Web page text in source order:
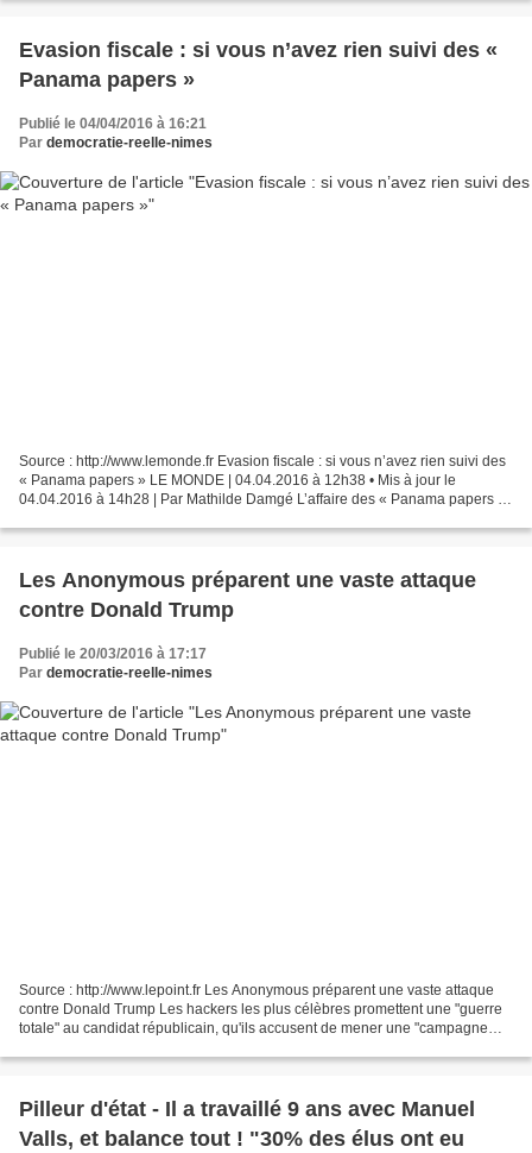
Evasion fiscale : si vous n’avez rien suivi des «
Panama papers »
Publié le 04/04/2016 à 16:21
Par democratie-reelle-nimes
Source : http://www.lemonde.fr Evasion fiscale : si vous n’avez rien suivi des
« Panama papers » LE MONDE | 04.04.2016 à 12h38 • Mis à jour le
04.04.2016 à 14h28 | Par Mathilde Damgé L’affaire des « Panama papers »,
Les Anonymous préparent une vaste attaque
contre Donald Trump
Publié le 20/03/2016 à 17:17
Par democratie-reelle-nimes
Source : http://www.lepoint.fr Les Anonymous préparent une vaste attaque
contre Donald Trump Les hackers les plus célèbres promettent une "guerre
totale" au candidat républicain, qu'ils accusent de mener une "campagne
Pilleur d'état - Il a travaillé 9 ans avec Manuel
Valls, et balance tout ! "30% des élus ont eu